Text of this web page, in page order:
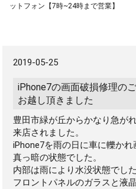
ットフォン【7時~24時まで営業】
2019-05-25
iPhone7の画面破損修理の
お越し頂きました
豊田市緑が丘からかなり急が
来店されました。
iPhone7を雨の日に車に轢か
真っ暗の状態でした。
内部は雨により水没状態でし
フロントパネルのガラスと液